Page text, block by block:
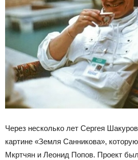
Через несколько лет Сергея
картине «Земля Санникова»,
Мкртчян и Леонид Попов. Проект